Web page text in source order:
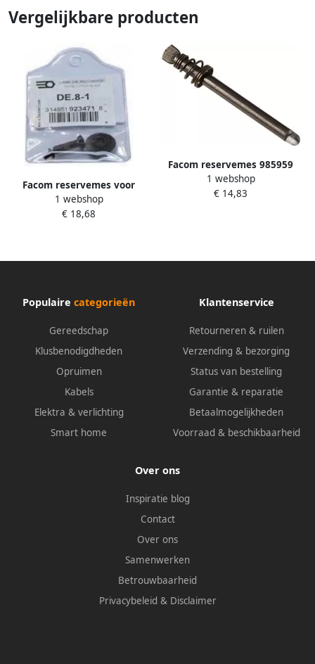
Vergelijkbare producten
Facom reservemes voor
pijpsnijder de.8 DE.8-1
1 webshop
€ 18,68
Facom reservemes 985959
1 webshop
€ 14,83
Populaire categorieën
Gereedschap
Klusbenodigdheden
Opruimen
Kabels
Elektra & verlichting
Smart home
Klantenservice
Retourneren & ruilen
Verzending & bezorging
Status van bestelling
Garantie & reparatie
Betaalmogelijkheden
Voorraad & beschikbaarheid
Over ons
Inspiratie blog
Contact
Over ons
Samenwerken
Betrouwbaarheid
Privacybeleid & Disclaimer